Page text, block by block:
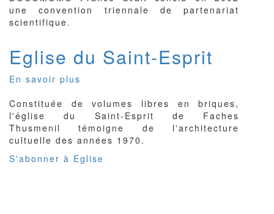
une convention triennale de partenariat
scientifique.
Eglise du Saint-Esprit
En savoir plus
du
Saint-
Esprit
Constituée de volumes libres en briques,
l'église du Saint-Esprit de Faches
Thusmenil témoigne de l'architecture
cultuelle des années 1970.
S'abonner à Eglise